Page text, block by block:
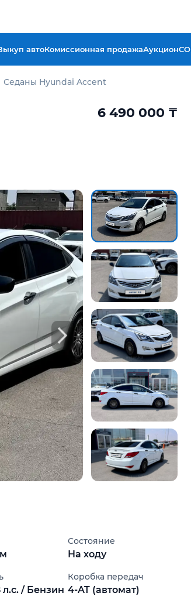
автоКомиссионная продажаАукцион
Седаны Hyundai Accent
6 490 000 ₸
Состояние
На ходу
л.с. / Бензин
Коробка передач
4-AT (автомат)